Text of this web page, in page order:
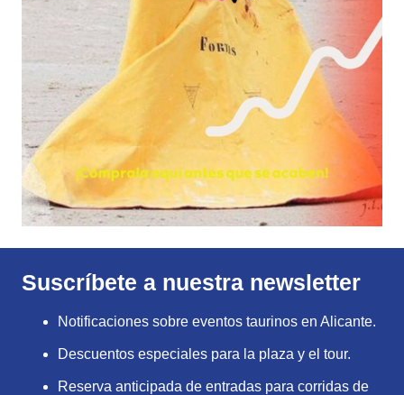
Suscríbete a nuestra newsletter
Notificaciones sobre eventos taurinos en Alicante.
Descuentos especiales para la plaza y el tour.
Reserva anticipada de entradas para corridas de